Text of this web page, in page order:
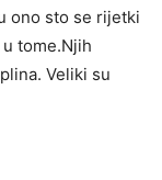
ono sto se rijetki
tome.Njih
Veliki su